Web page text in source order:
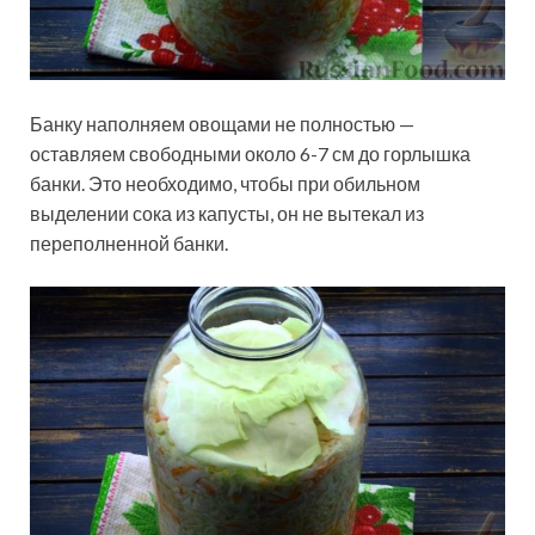
Банку наполняем овощами не полностью —
оставляем свободными около 6-7 см до горлышка
банки. Это необходимо, чтобы при обильном
выделении сока из капусты, он не вытекал из
переполненной банки.